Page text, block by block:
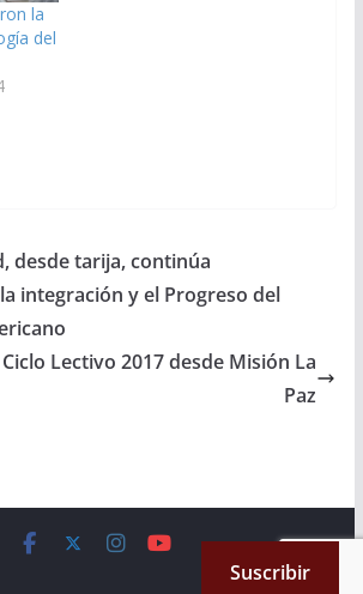
la
del
desde tarija, continúa
integración y el Progreso del
Lectivo 2017 desde Misión La
Paz
. All rights reserved.
Suscribir